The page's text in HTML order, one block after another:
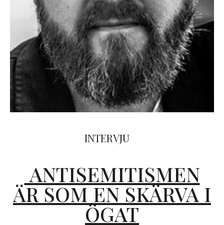
INTERVJU
ANTISEMITISMEN
ÄR SOM EN SKÄRVA I
ÖGAT